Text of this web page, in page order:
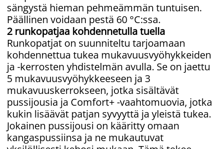
sängystä hieman pehmeämmän tuntuisen.
Päällinen voidaan pestä 60 °C:ssa.
2 runkopatjaa kohdennetulla tuella
Runkopatjat on suunniteltu tarjoamaan
kohdennettua tukea mukavuusvyöhykkeiden
ja -kerrosten yhdistelmän avulla. Se on jaettu
5 mukavuusvyöhykkeeseen ja 3
mukavuuskerrokseen, jotka sisältävät
pussijousia ja Comfort+ -vaahtomuovia, jotka
kukin lisäävät patjan syvyyttä ja yleistä tukea.
Jokainen pussijousi on kääritty omaan
kangaspussiinsa ja ne mukautuvat